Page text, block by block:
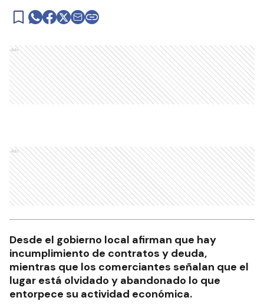
Ads
Ads
Desde el gobierno local afirman que hay
incumplimiento de contratos y deuda,
mientras que los comerciantes señalan que el
lugar está olvidado y abandonado lo que
entorpece su actividad económica.